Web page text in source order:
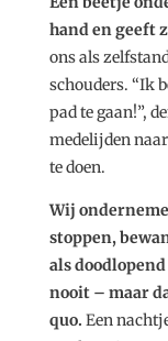
hand en geeft
ons als
schouders. “Ik
pad te gaan!”,
medelijden
te doen.
Wij
stoppen,
als
nooit – maar
quo. Een